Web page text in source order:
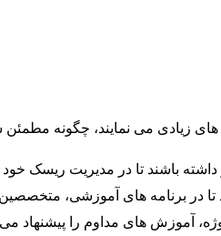
زیادی می نمایند، چگونه
باشند تا در مدیریت ریسک